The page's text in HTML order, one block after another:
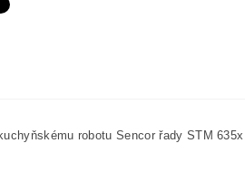
robotu Sencor řady STM 635x